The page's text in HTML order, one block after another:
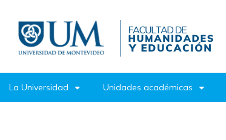
contenido
principal
La Universidad Unidades académicas